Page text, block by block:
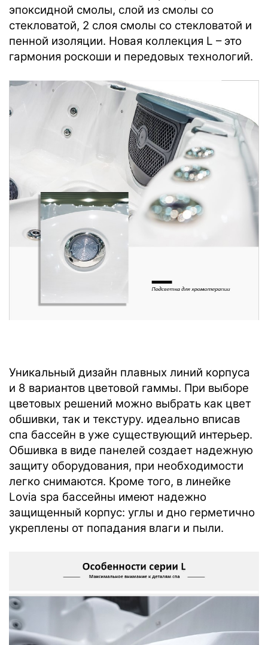
эпоксидной смолы, слой из смолы со
стекловатой, 2 слоя смолы со стекловатой и
пенной изоляции. Новая коллекция L – это
гармония роскоши и передовых технологий.
Уникальный дизайн плавных линий корпуса
и 8 вариантов цветовой гаммы. При выборе
цветовых решений можно выбрать как цвет
обшивки, так и текстуру. идеально вписав
спа бассейн в уже существующий интерьер.
Обшивка в виде панелей создает надежную
защиту оборудования, при необходимости
легко снимаются. Кроме того, в линейке
Lovia spa бассейны имеют надежно
защищенный корпус: углы и дно герметично
укреплены от попадания влаги и пыли.